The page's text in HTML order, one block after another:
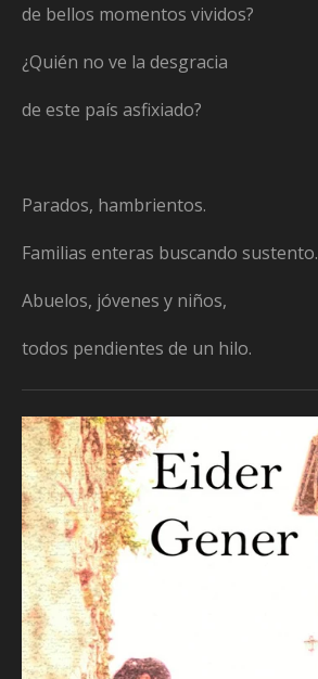
de bellos momentos vividos?
¿Quién no ve la desgracia
de este país asfixiado?
Parados, hambrientos.
Familias enteras buscando sustento.
Abuelos, jóvenes y niños,
todos pendientes de un hilo.